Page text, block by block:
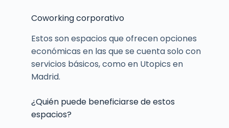
Coworking corporativo
Estos son espacios que ofrecen opciones
económicas en las que se cuenta solo con
servicios básicos, como en Utopics en
Madrid.
¿Quién puede beneficiarse de estos
espacios?